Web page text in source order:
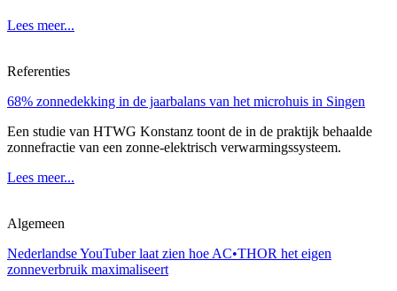
Lees meer...
Referenties
68% zonnedekking in de jaarbalans van het microhuis in Singen
Een studie van HTWG Konstanz toont de in de praktijk behaalde
zonnefractie van een zonne-elektrisch verwarmingssysteem.
Lees meer...
Algemeen
Nederlandse YouTuber laat zien hoe AC•THOR het eigen
zonneverbruik maximaliseert